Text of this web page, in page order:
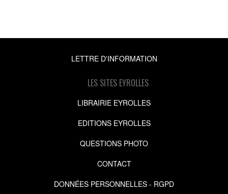
LETTRE D'INFORMATION
LES SITES EYROLLES
LIBRAIRIE EYROLLES
EDITIONS EYROLLES
QUESTIONS PHOTO
CONTACT
DONNÉES PERSONNELLES - RGPD